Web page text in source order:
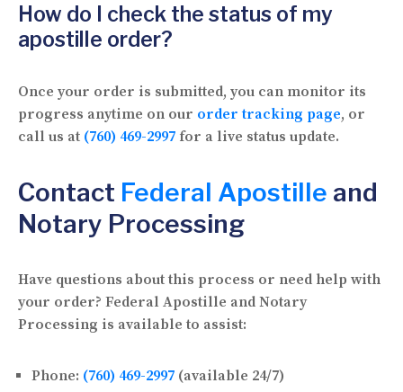
How do I check the status of my
apostille order?
Once your order is submitted, you can monitor its
progress anytime on our order tracking page, or
call us at (760) 469-2997 for a live status update.
Contact Federal Apostille and
Notary Processing
Have questions about this process or need help with
your order? Federal Apostille and Notary
Processing is available to assist:
Phone: (760) 469-2997 (available 24/7)